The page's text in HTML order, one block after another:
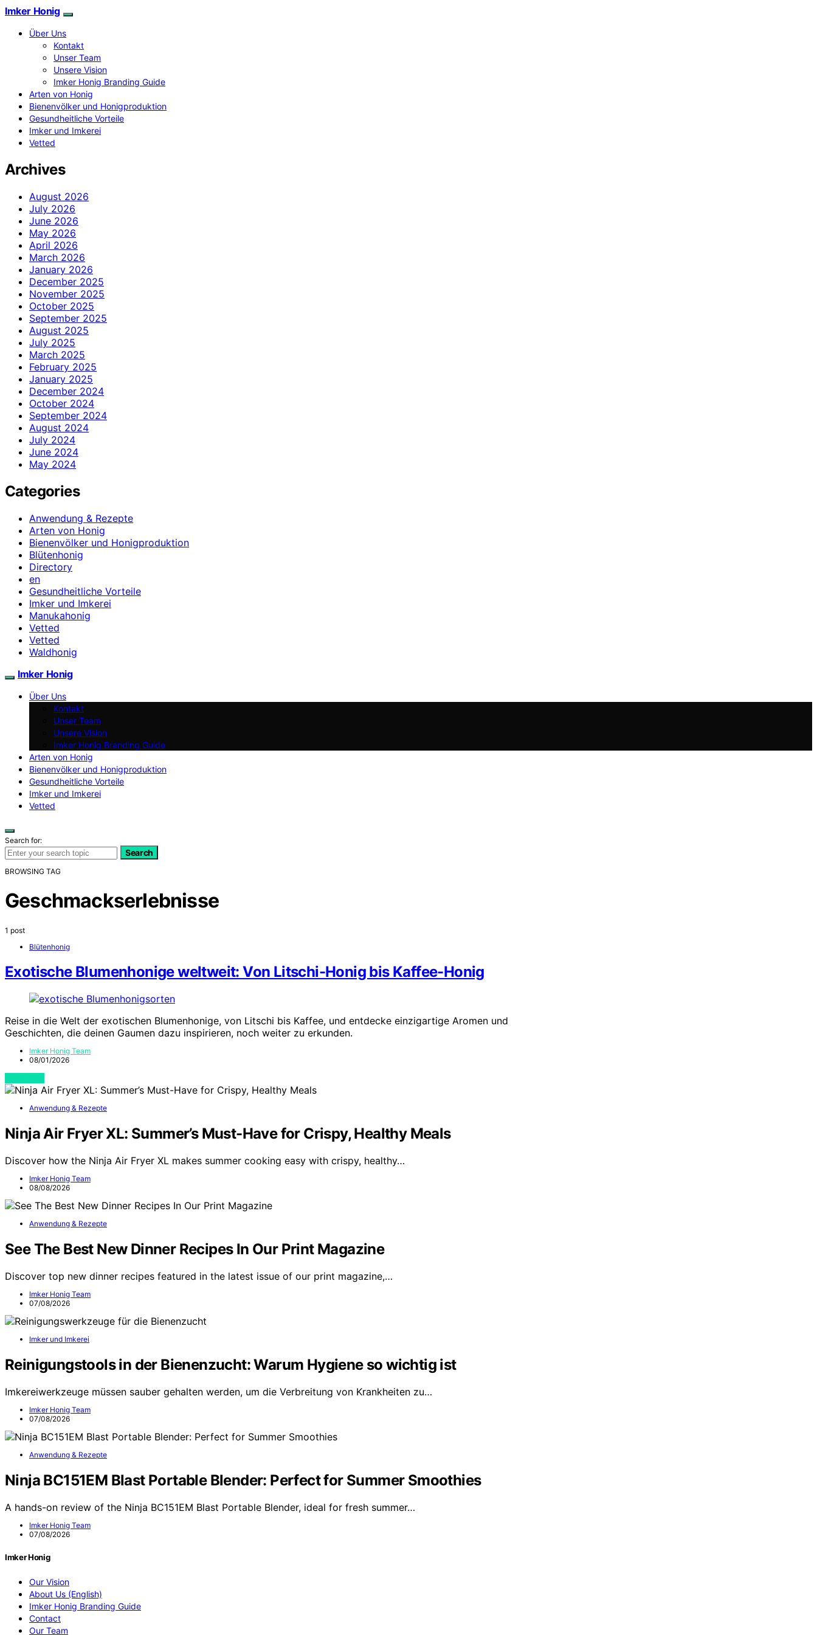
Imker Honig
Über Uns
Kontakt
Unser Team
Unsere Vision
Imker Honig Branding Guide
Arten von Honig
Bienenvölker und Honigproduktion
Gesundheitliche Vorteile
Imker und Imkerei
Vetted
Archives
August 2026
July 2026
June 2026
May 2026
April 2026
March 2026
January 2026
December 2025
November 2025
October 2025
September 2025
August 2025
July 2025
March 2025
February 2025
January 2025
December 2024
October 2024
September 2024
August 2024
July 2024
June 2024
May 2024
Categories
Anwendung & Rezepte
Arten von Honig
Bienenvölker und Honigproduktion
Blütenhonig
Directory
en
Gesundheitliche Vorteile
Imker und Imkerei
Manukahonig
Vetted
Vetted
Waldhonig
Imker Honig
Über Uns
Kontakt
Unser Team
Unsere Vision
Imker Honig Branding Guide
Arten von Honig
Bienenvölker und Honigproduktion
Gesundheitliche Vorteile
Imker und Imkerei
Vetted
Search for:
Search
BROWSING TAG
Geschmackserlebnisse
1 post
Blütenhonig
Exotische Blumenhonige weltweit: Von Litschi-Honig bis Kaffee-Honig
Reise in die Welt der exotischen Blumenhonige, von Litschi bis Kaffee, und entdecke einzigartige Aromen und
Geschichten, die deinen Gaumen dazu inspirieren, noch weiter zu erkunden.
Imker Honig Team
08/01/2026
Anwendung & Rezepte
Ninja Air Fryer XL: Summer’s Must-Have for Crispy, Healthy Meals
Discover how the Ninja Air Fryer XL makes summer cooking easy with crispy, healthy…
Imker Honig Team
08/08/2026
Anwendung & Rezepte
See The Best New Dinner Recipes In Our Print Magazine
Discover top new dinner recipes featured in the latest issue of our print magazine,…
Imker Honig Team
07/08/2026
Imker und Imkerei
Reinigungstools in der Bienenzucht: Warum Hygiene so wichtig ist
Imkereiwerkzeuge müssen sauber gehalten werden, um die Verbreitung von Krankheiten zu…
Imker Honig Team
07/08/2026
Anwendung & Rezepte
Ninja BC151EM Blast Portable Blender: Perfect for Summer Smoothies
A hands-on review of the Ninja BC151EM Blast Portable Blender, ideal for fresh summer…
Imker Honig Team
07/08/2026
Imker Honig
Our Vision
About Us (English)
Imker Honig Branding Guide
Contact
Our Team